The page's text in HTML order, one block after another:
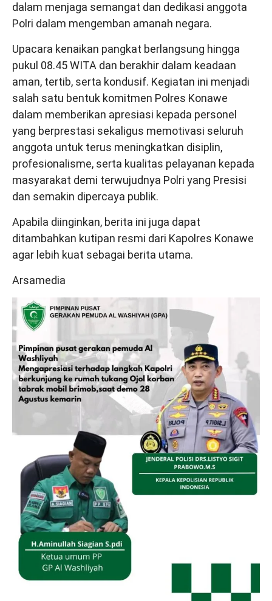
dalam menjaga semangat dan dedikasi anggota
Polri dalam mengemban amanah negara.
Upacara kenaikan pangkat berlangsung hingga
pukul 08.45 WITA dan berakhir dalam keadaan
aman, tertib, serta kondusif. Kegiatan ini menjadi
salah satu bentuk komitmen Polres Konawe
dalam memberikan apresiasi kepada personel
yang berprestasi sekaligus memotivasi seluruh
anggota untuk terus meningkatkan disiplin,
profesionalisme, serta kualitas pelayanan kepada
masyarakat demi terwujudnya Polri yang Presisi
dan semakin dipercaya publik.
Apabila diinginkan, berita ini juga dapat
ditambahkan kutipan resmi dari Kapolres Konawe
agar lebih kuat sebagai berita utama.
Arsamedia